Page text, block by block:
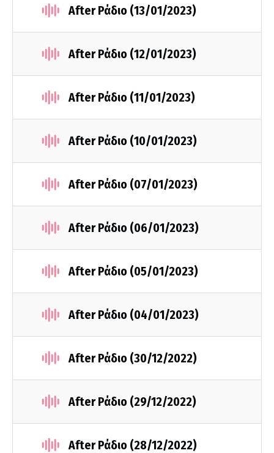
After Ράδιο (13/01/2023)
After Ράδιο (12/01/2023)
After Ράδιο (11/01/2023)
After Ράδιο (10/01/2023)
After Ράδιο (07/01/2023)
After Ράδιο (06/01/2023)
After Ράδιο (05/01/2023)
After Ράδιο (04/01/2023)
After Ράδιο (30/12/2022)
After Ράδιο (29/12/2022)
After Ράδιο (28/12/2022)